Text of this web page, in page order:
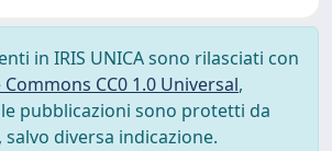
in IRIS UNICA sono rilasciati con
Commons CC0 1.0 Universal,
pubblicazioni sono protetti da
diversa indicazione.